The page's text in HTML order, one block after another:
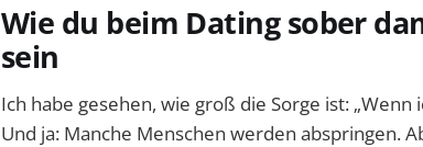
Wie du beim Dating sober
sein
Ich habe gesehen, wie groß die Sorge ist: „Wenn
Und ja: Manche Menschen werden abspringen.